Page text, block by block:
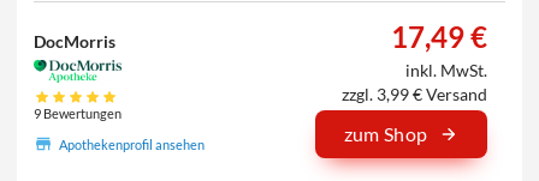
DocMorris
9 Bewertungen
Apothekenprofil ansehen
17,49 €
inkl. MwSt.
zzgl. 3,99 € Versand
zum Shop